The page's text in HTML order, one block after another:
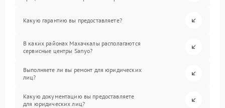
Какую гарантию вы предоставляете?
В каких районах Махачкалы располагаются
сервисные центры Sanyo?
Выполняете ли вы ремонт для юридических
лиц?
Какую документацию вы предоставляете
для юридических лиц?